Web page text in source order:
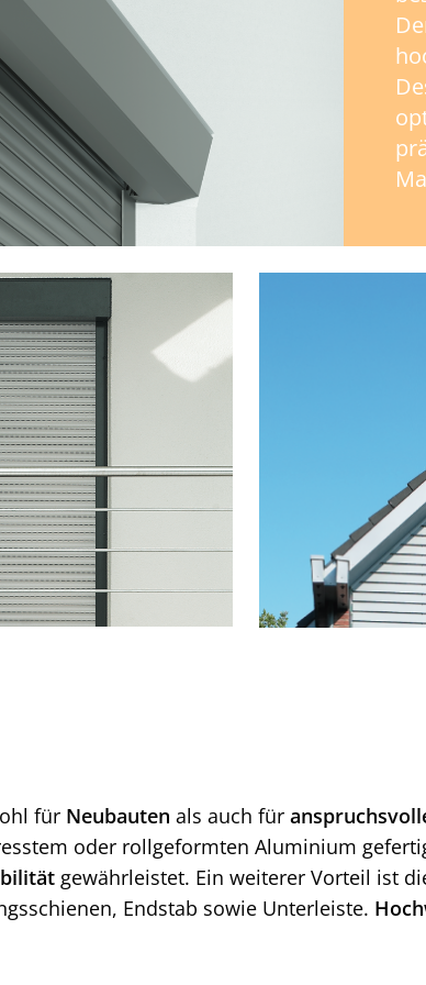
für Neubauten als auch für
oder rollgeformten Aluminium
gewährleistet. Ein weiterer Vorteil ist
Endstab sowie Unterleiste.